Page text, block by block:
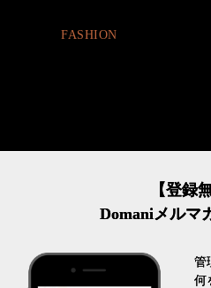
BEAUTY
【登録
Domaniメルマ
管
何